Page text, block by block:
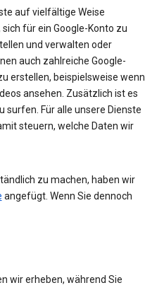
auf vielfältige Weise
für ein Google-Konto zu
und verwalten oder
auch zahlreiche Google-
erstellen, beispielsweise wenn
ansehen. Zusätzlich ist es
surfen. Für alle unsere Dienste
steuern, welche Daten wir
zu machen, haben wir
angefügt. Wenn Sie dennoch
wir erheben, während Sie